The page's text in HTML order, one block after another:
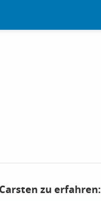
zu erfahren: